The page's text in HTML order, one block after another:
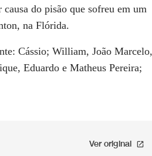
do pisão que sofreu em um
na Flórida.
Cássio; William, João Marcelo,
Eduardo e Matheus Pereira;
Ver original